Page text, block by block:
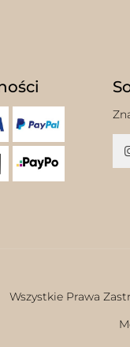
Wszystkie Prawa